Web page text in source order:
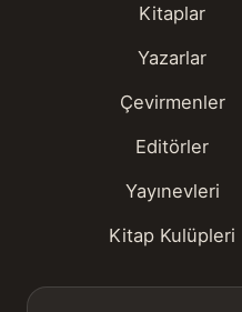
Kitaplar
Yazarlar
Çevirmenler
Editörler
Yayınevleri
Kitap Kulüpleri